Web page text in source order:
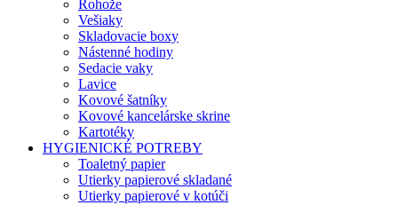
Rohože
Vešiaky
Skladovacie boxy
Nástenné hodiny
Sedacie vaky
Lavice
Kovové šatníky
Kovové kancelárske skrine
Kartotéky
HYGIENICKÉ POTREBY
Toaletný papier
Utierky papierové skladané
Utierky papierové v kotúči